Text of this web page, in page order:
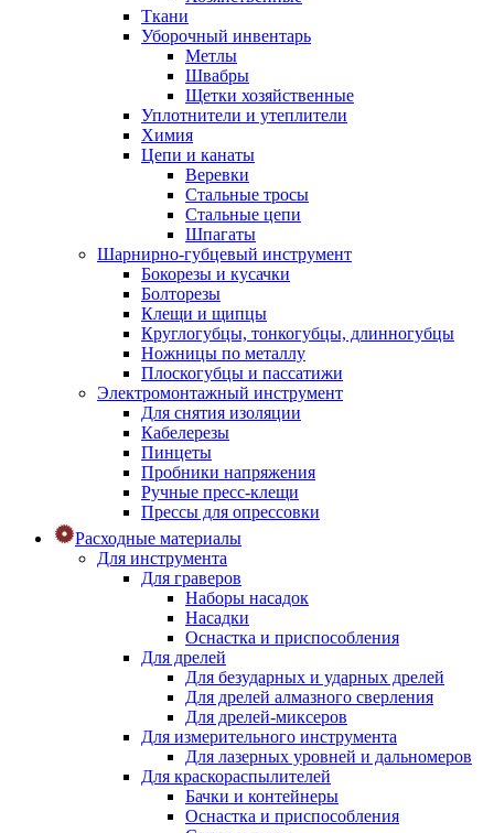
Ткани
Уборочный инвентарь
Метлы
Швабры
Щетки хозяйственные
Уплотнители и утеплители
Химия
Цепи и канаты
Веревки
Стальные тросы
Стальные цепи
Шпагаты
Шарнирно-губцевый инструмент
Бокорезы и кусачки
Болторезы
Клещи и щипцы
Круглогубцы, тонкогубцы, длинногубцы
Ножницы по металлу
Плоскогубцы и пассатижи
Электромонтажный инструмент
Для снятия изоляции
Кабелерезы
Пинцеты
Пробники напряжения
Ручные пресс-клещи
Прессы для опрессовки
Расходные материалы
Для инструмента
Для граверов
Наборы насадок
Насадки
Оснастка и приспособления
Для дрелей
Для безударных и ударных дрелей
Для дрелей алмазного сверления
Для дрелей-миксеров
Для измерительного инструмента
Для лазерных уровней и дальномеров
Для краскораспылителей
Бачки и контейнеры
Оснастка и приспособления